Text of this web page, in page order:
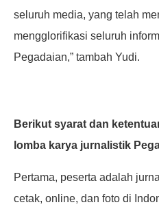
seluruh media, yang telah
mengglorifikasi seluruh
Pegadaian,” tambah Yudi.
Berikut syarat dan
lomba karya jurnalistik
Pertama, peserta adalah
cetak, online, dan foto di